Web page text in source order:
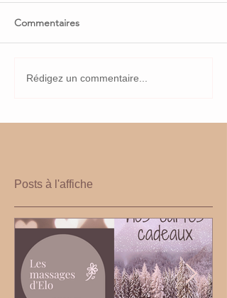
Commentaires
Rédigez un commentaire...
Posts à l'affiche